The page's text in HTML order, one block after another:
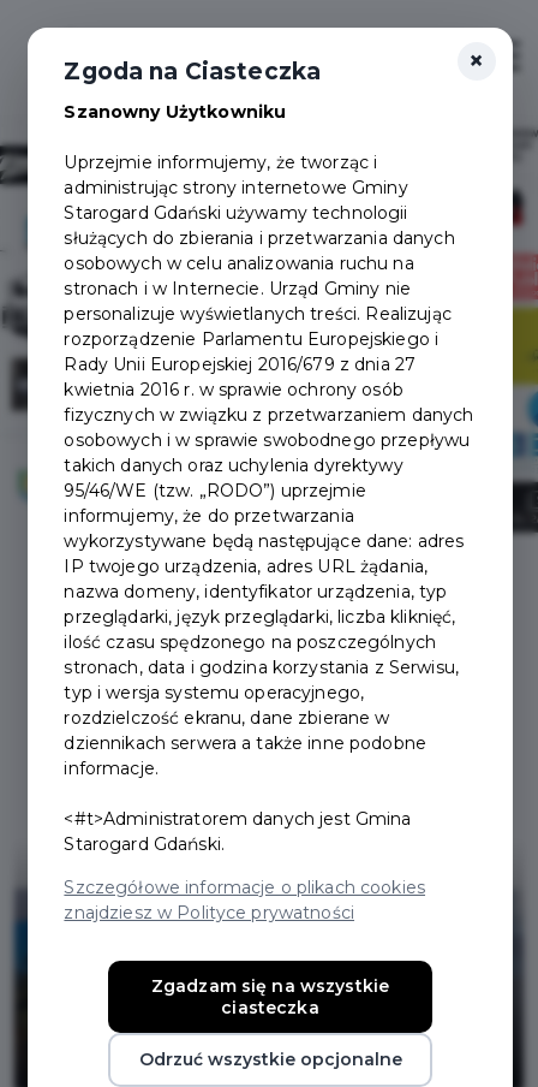
Moja Gmina,
Moje Korzyści!
Załóż konto
Ostatnie aktualności
Zarejestruj się już dziś i złóż wniosek
o kartę mieszkańca JAK UZYSKAĆ
KARTĘ ?
×
Zgoda na Ciasteczka
Szanowny Użytkowniku
Uprzejmie informujemy, że tworząc i
administrując strony internetowe Gminy
Starogard Gdański używamy technologii
służących do zbierania i przetwarzania danych
osobowych w celu analizowania ruchu na
stronach i w Internecie. Urząd Gminy nie
personalizuje wyświetlanych treści. Realizując
rozporządzenie Parlamentu Europejskiego i
Rady Unii Europejskiej 2016/679 z dnia 27
kwietnia 2016 r. w sprawie ochrony osób
fizycznych w związku z przetwarzaniem danych
osobowych i w sprawie swobodnego przepływu
takich danych oraz uchylenia dyrektywy
95/46/WE (tzw. „RODO”) uprzejmie
informujemy, że do przetwarzania
wykorzystywane będą następujące dane: adres
IP twojego urządzenia, adres URL żądania,
nazwa domeny, identyfikator urządzenia, typ
przeglądarki, język przeglądarki, liczba kliknięć,
ilość czasu spędzonego na poszczególnych
stronach, data i godzina korzystania z Serwisu,
typ i wersja systemu operacyjnego,
rozdzielczość ekranu, dane zbierane w
dziennikach serwera a także inne podobne
informacje.
<#t>Administratorem danych jest Gmina
Starogard Gdański.
Szczegółowe informacje o plikach cookies
znajdziesz w Polityce prywatności
Zgadzam się na wszystkie
ciasteczka
Odrzuć wszystkie opcjonalne